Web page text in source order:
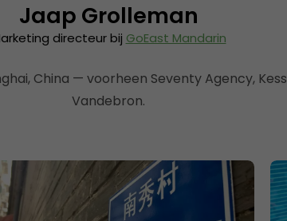
Jaap Grolleman
directeur bij GoEast Mandarin
China — voorheen Seventy Agency,
Vandebron.